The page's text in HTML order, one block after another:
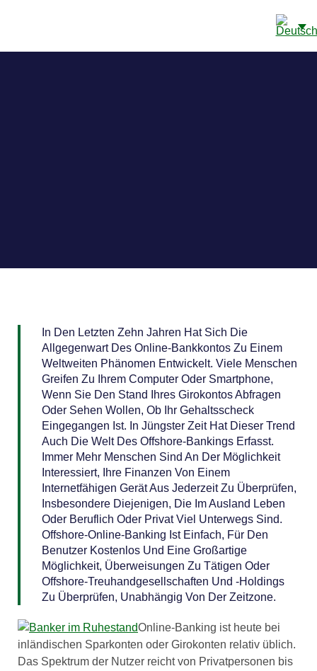
In Den Letzten Zehn Jahren Hat Sich Die
Allgegenwart Des Online-Bankkontos Zu Einem
Weltweiten Phänomen Entwickelt. Viele Menschen
Greifen Zu Ihrem Computer Oder Smartphone,
Wenn Sie Den Stand Ihres Girokontos Abfragen
Oder Sehen Wollen, Ob Ihr Gehaltsscheck
Eingegangen Ist. In Jüngster Zeit Hat Dieser Trend
Auch Die Welt Des Offshore-Bankings Erfasst.
Immer Mehr Menschen Sind An Der Möglichkeit
Interessiert, Ihre Finanzen Von Einem
Internetfähigen Gerät Aus Jederzeit Zu Überprüfen,
Insbesondere Diejenigen, Die Im Ausland Leben
Oder Beruflich Oder Privat Viel Unterwegs Sind.
Offshore-Online-Banking Ist Einfach, Für Den
Benutzer Kostenlos Und Eine Großartige
Möglichkeit, Überweisungen Zu Tätigen Oder
Offshore-Treuhandgesellschaften Und -Holdings
Zu Überprüfen, Unabhängig Von Der Zeitzone.
Online-Banking ist heute bei
inländischen Sparkonten oder Girokonten relativ üblich.
Das Spektrum der Nutzer reicht von Privatpersonen bis